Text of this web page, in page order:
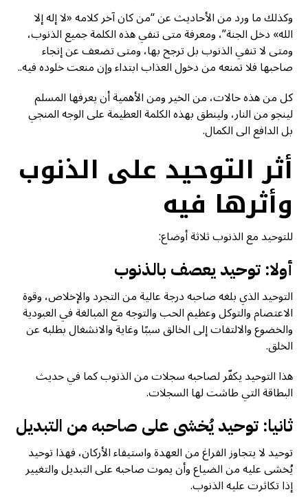
وكذلك ما ورد من الأحاديث عن “من كان آخر كلامه «لا إله إلا
الله» دخل الجنة”، ومعرفة متى تنفي هذه الكلمة جميع الذنوب،
ومتى لا تنفي الذنوب بل ترجح بها، ومتى تضعف عن إنجاء
صاحبها فلا تمنعه من دخول العذاب ابتداء وإن منعت خلوده فيه..
كل من هذه حالات، من الخير ومن الأهمية أن يعرفها المسلم
لينجو من النار، ولينطق بهذه الكلمة العظيمة على الوجه المنجي
بل الدافع الى الكمال.
أثر التوحيد على الذنوب
وأثرها فيه
للتوحيد مع الذنوب ثلاثة أوضاع:
أولا: توحيد يعصف بالذنوب
التوحيد الذي بلغه صاحبه درجة عالية من التجرد والإخلاص، وقوة
الاعتصام والتوكل وعظيم الحب والتوجه مع المبالغة في العبودية
والخضوع والالتفات إلى الخالق سببًا وغاية والانشغال بطلبه عن
الخلق.
هذا التوحيد يكفّر لصاحبه سجلات من الذنوب كما في حديث
البطاقة التي طاشت لها السجلات.
ثانيا: توحيد يُخشى على صاحبه من التبديل
توحيد لا يتجاوز الفراغ من العهدة واستيفاء الأركان، فهذا توحيد
يُخشى عليه من الضياع وأن يموت صاحبه على التبديل والتغيير
إذا تكاثرت عليه الذنوب.